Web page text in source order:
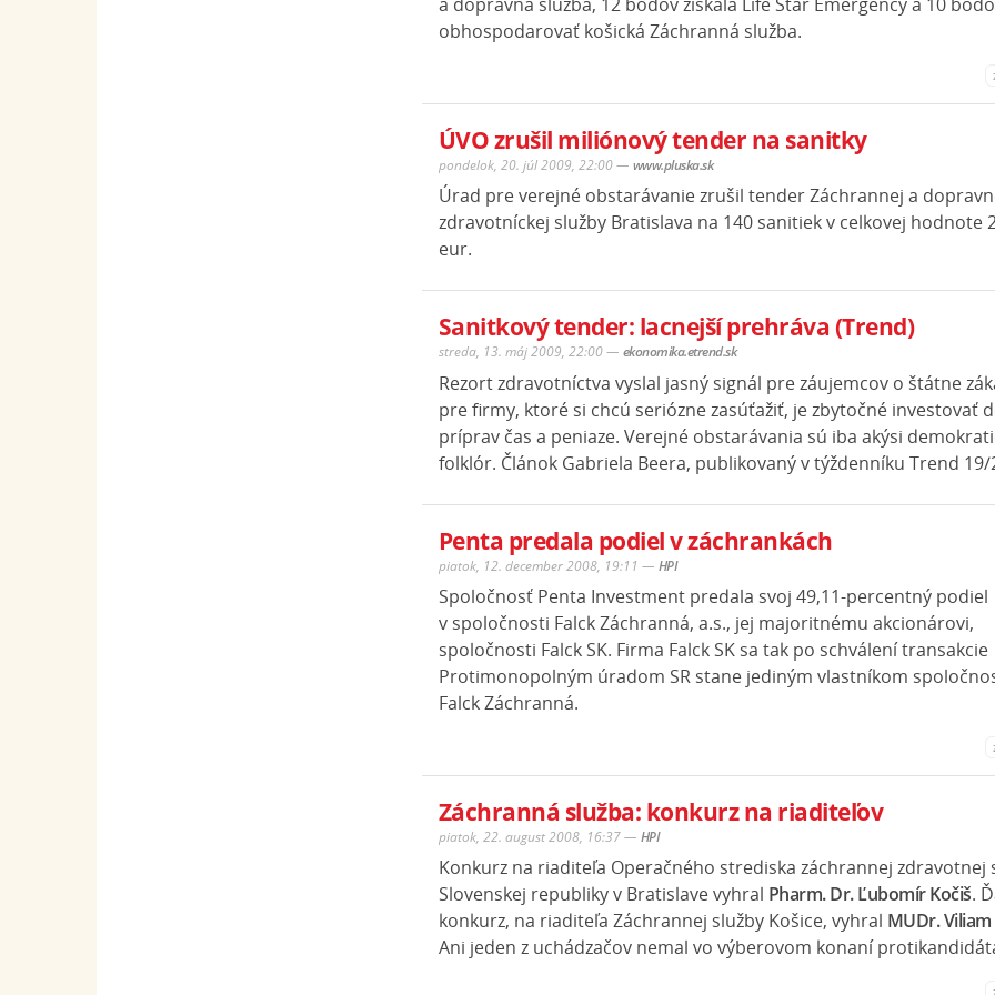
obhospodarovať košická Záchranná služba.
ÚVO zrušil miliónový tender na sanitky
pondelok, 20. júl 2009, 22:00 — www.pluska.sk
Úrad pre verejné obstarávanie zrušil tender Záchrannej a
zdravotníckej služby Bratislava na 140 sanitiek v celkovej hodnote
eur.
Sanitkový tender: lacnejší prehráva (Trend)
streda, 13. máj 2009, 22:00 — ekonomika.etrend.sk
Rezort zdravotníctva vyslal jasný signál pre záujemcov o štátne
pre firmy, ktoré si chcú seriózne zasúťažiť, je zbytočné investovať
príprav čas a peniaze. Verejné obstarávania sú iba akýsi
folklór. Článok Gabriela Beera, publikovaný v týždenníku Trend 19/
Penta predala podiel v záchrankách
piatok, 12. december 2008, 19:11 — HPI
Spoločnosť Penta Investment predala svoj 49,11-percentný podiel
v spoločnosti Falck Záchranná, a.s., jej majoritnému akcionárovi,
spoločnosti Falck SK. Firma Falck SK sa tak po schválení transakcie
Protimonopolným úradom SR stane jediným vlastníkom
Falck Záchranná.
Záchranná služba: konkurz na riaditeľov
piatok, 22. august 2008, 16:37 — HPI
Konkurz na riaditeľa Operačného strediska záchrannej zdravotnej
Slovenskej republiky v Bratislave vyhral Pharm. Dr. Ľubomír Kočiš.
konkurz, na riaditeľa Záchrannej služby Košice, vyhral MUDr. Viliam
Ani jeden z uchádzačov nemal vo výberovom konaní